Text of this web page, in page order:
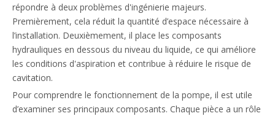
répondre à deux problèmes d'ingénierie majeurs.
Premièrement, cela réduit la quantité d’espace nécessaire à
l’installation. Deuxièmement, il place les composants
hydrauliques en dessous du niveau du liquide, ce qui améliore
les conditions d'aspiration et contribue à réduire le risque de
cavitation.
Pour comprendre le fonctionnement de la pompe, il est utile
d’examiner ses principaux composants. Chaque pièce a un rôle